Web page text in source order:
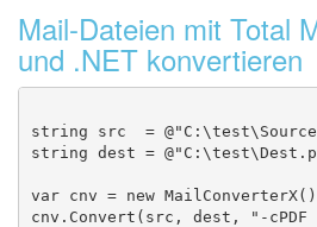
Mail-Dateien mit Total
und .NET konvertieren
string src  =
string dest =
var cnv = new
cnv.Convert(src, dest, "-